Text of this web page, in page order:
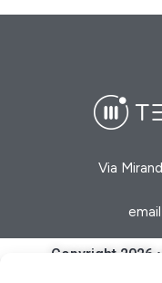
Via
email
Copyright 2026